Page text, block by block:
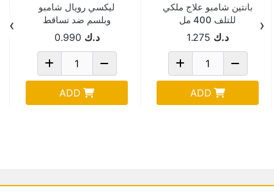
بانتين شامبو علاج ملكي
للتلف 400 مل
د.ك 1.275
ADD
ليكسي رويال شامبو
وبلسم ضد تساقط
مل Pack Of 2
د.ك 0.990
ADD
‹
›